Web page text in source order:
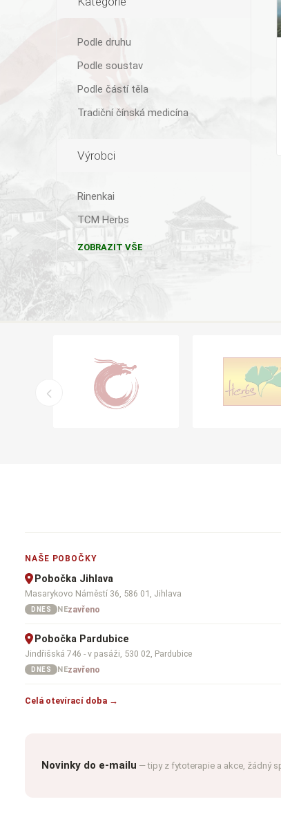
Ostatní
Podle druhu
Podle soustav
Podle částí těla
Tradiční čínská medicína
Výrobci
Rinenkai
TCM Herbs
ZOBRAZIT VŠE
NAŠE POBOČKY
Pobočka Jihlava
Masarykovo Náměstí 36, 586 01, Jihlava
DNES NEzavřeno
Pobočka Pardubice
Jindřišská 746 - v pasáži, 530 02, Pardubice
DNES NEzavřeno
Celá otevírací doba →
Novinky do e-mailu — tipy z fytoterapie a akce, žádný